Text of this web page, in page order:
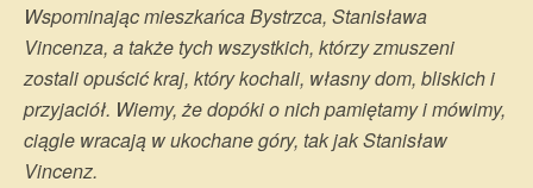
Wspominając mieszkańca Bystrzca, Stanisława
Vincenza, a także tych wszystkich, którzy zmuszeni
zostali opuścić kraj, który kochali, własny dom, bliskich i
przyjaciół. Wiemy, że dopóki o nich pamiętamy i mówimy,
ciągle wracają w ukochane góry, tak jak Stanisław
Vincenz.